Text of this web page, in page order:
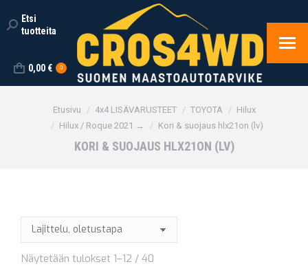
Search:
Etsi
tuotteita
0,00 € 0
You are here:
Etusivu 4x4 LISÄVARUSTEET TOYOTA
Hilux
Hilux / Roque 2021 →
Kori & suojaus hlx21on (lv)
KORI & SUOJAUS HLX21ON (LV)
Näytetään tulokset 1–12 / 40